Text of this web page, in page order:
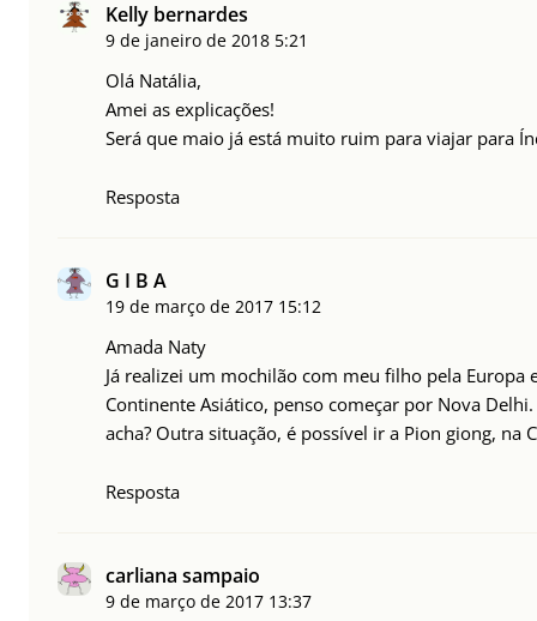
Kelly bernardes
9 de janeiro de 2018 5:21
Olá Natália,
Amei as explicações!
Será que maio já está muito ruim para viajar para
Resposta
G I B A
19 de março de 2017 15:12
Amada Naty
Já realizei um mochilão com meu filho pela Europa
Continente Asiático, penso começar por Nova
acha? Outra situação, é possível ir a Pion giong, na
Resposta
carliana sampaio
9 de março de 2017 13:37